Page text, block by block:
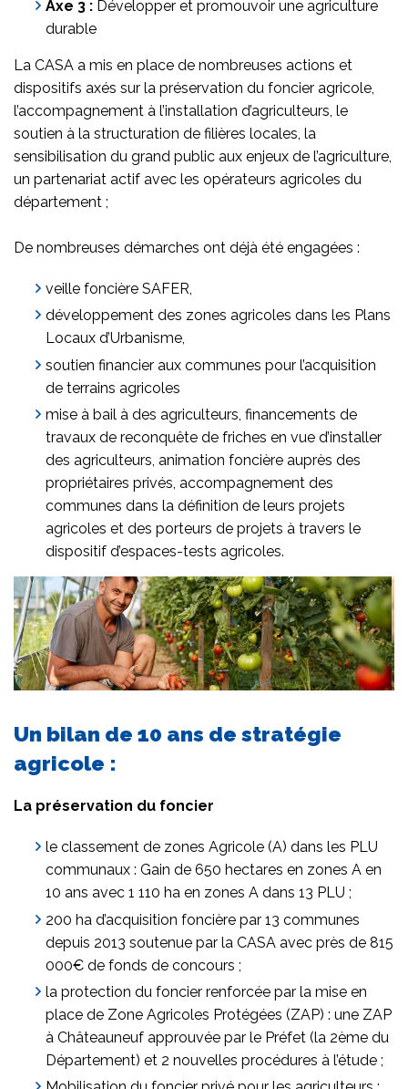
Axe 3 : Développer et promouvoir une agriculture
durable
La CASA a mis en place de nombreuses actions et
dispositifs axés sur la préservation du foncier agricole,
l’accompagnement à l’installation d’agriculteurs, le
soutien à la structuration de filières locales, la
sensibilisation du grand public aux enjeux de l’agriculture,
un partenariat actif avec les opérateurs agricoles du
département ;
De nombreuses démarches ont déjà été engagées :
veille foncière SAFER,
développement des zones agricoles dans les Plans
Locaux d’Urbanisme,
soutien financier aux communes pour l’acquisition
de terrains agricoles
mise à bail à des agriculteurs, financements de
travaux de reconquête de friches en vue d’installer
des agriculteurs, animation foncière auprès des
propriétaires privés, accompagnement des
communes dans la définition de leurs projets
agricoles et des porteurs de projets à travers le
dispositif d’espaces-tests agricoles.
Un bilan de 10 ans de stratégie
agricole :
La préservation du foncier
le classement de zones Agricole (A) dans les PLU
communaux : Gain de 650 hectares en zones A en
10 ans avec 1 110 ha en zones A dans 13 PLU ;
200 ha d’acquisition foncière par 13 communes
depuis 2013 soutenue par la CASA avec près de 815
000€ de fonds de concours ;
la protection du foncier renforcée par la mise en
place de Zone Agricoles Protégées (ZAP) : une ZAP
à Châteauneuf approuvée par le Préfet (la 2ème du
Département) et 2 nouvelles procédures à l’étude ;